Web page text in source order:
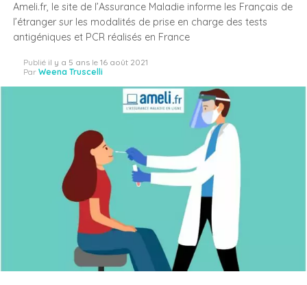
Ameli.fr, le site de l’Assurance Maladie informe les Français de
l’étranger sur les modalités de prise en charge des tests
antigéniques et PCR réalisés en France
Publié il y a 5 ans le 16 août 2021
Par Weena Truscelli